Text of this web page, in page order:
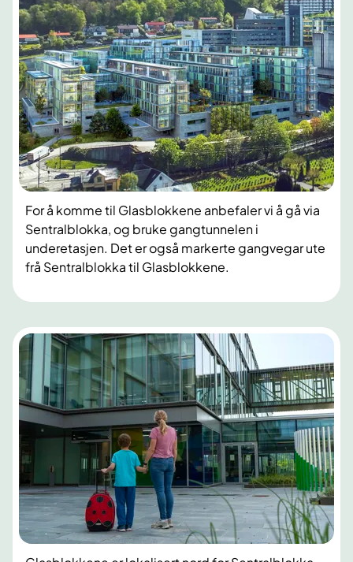
For å komme til Glasblokkene anbefaler vi å gå via
Sentralblokka, og bruke gangtunnelen i
underetasjen. Det er også markerte gangvegar ute
frå Sentralblokka til Glasblokkene.